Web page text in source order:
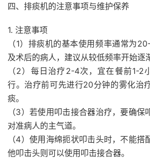
四、排痰机的注意事项与维护保养
1. 注意事项
（1）排痰机的基本使用频率通常为
及术后的病人，建议从较低频率开始逐
（2）每日治疗2-4次，宜在餐前1-2
行。治疗前可先进行20分钟的雾化治
痰。
（3）若使用叩击接合器治疗，要确保
对准病人的主气道。
（4）使用海绵扼状叩击头时，不能搭
他叩击头则可以使用叩击接合器。